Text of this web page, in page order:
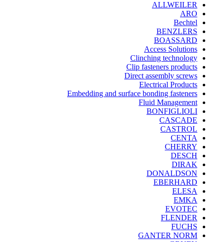
ALLWEILER
ARO
Bechtel
BENZLERS
BOASSARD
Access Solutions
Clinching technology
Clip fasteners products
Direct assembly screws
Electrical Products
Embedding and surface bonding fasteners
Fluid Management
BONFIGLIOLI
CASCADE
CASTROL
CENTA
CHERRY
DESCH
DIRAK
DONALDSON
EBERHARD
ELESA
EMKA
EVOTEC
FLENDER
FUCHS
GANTER NORM